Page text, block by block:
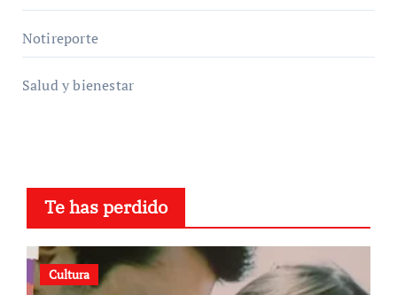
Notireporte
Salud y bienestar
Te has perdido
Cultura